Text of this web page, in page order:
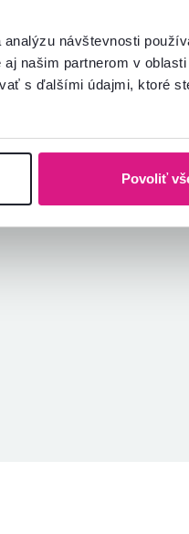
návštevnosti
našim partnerom v
s ďalšími údajmi, ktoré
Povoliť